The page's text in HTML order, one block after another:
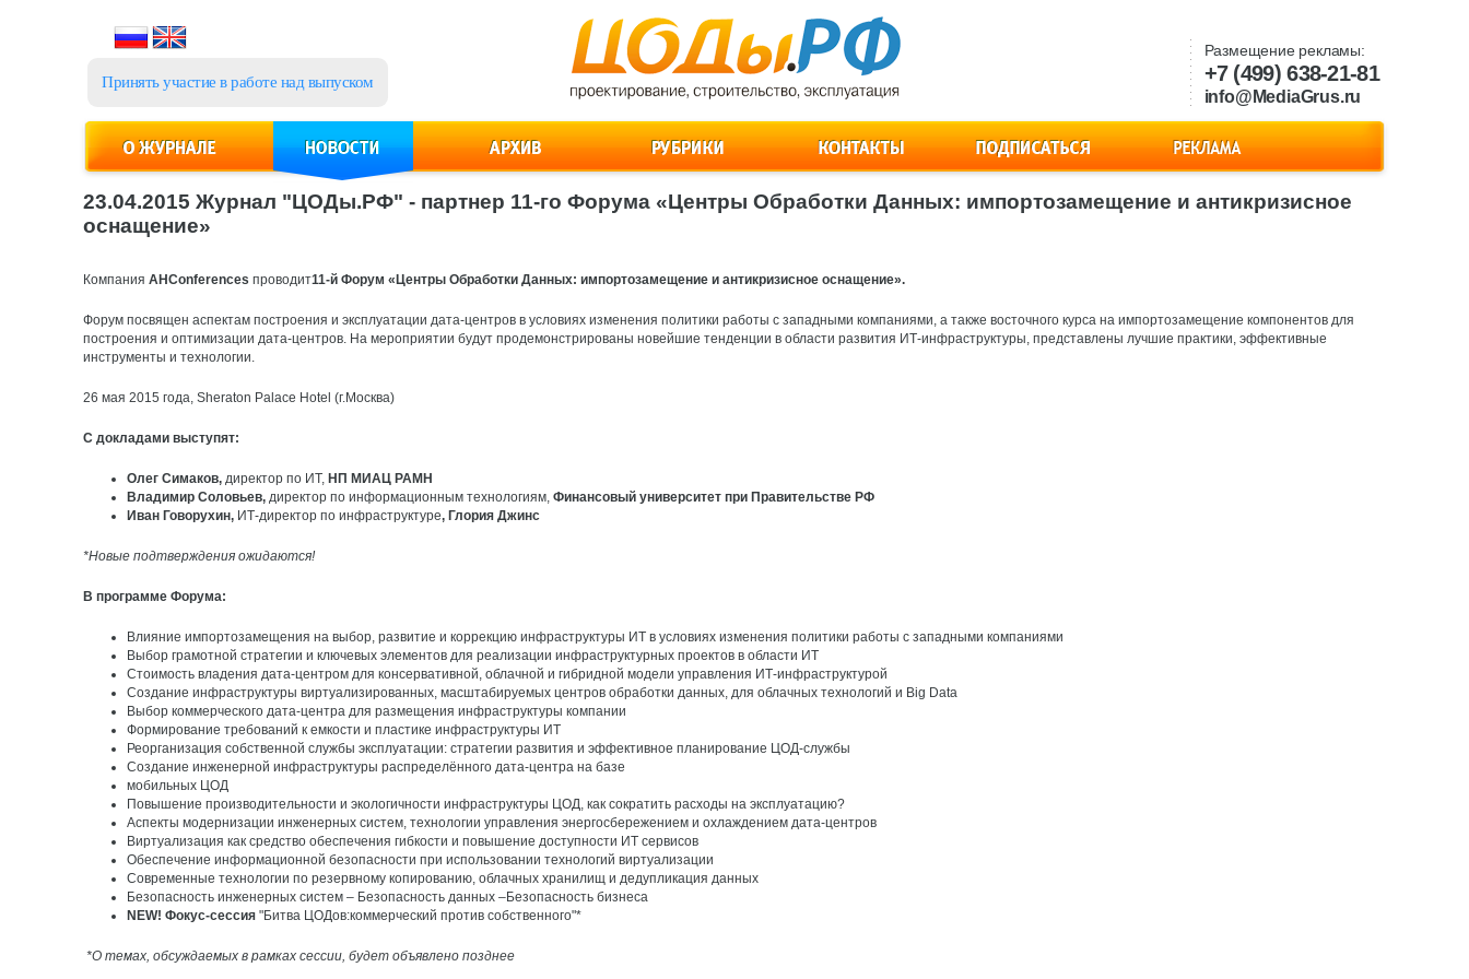
Принять участие в работе над выпуском
Размещение рекламы:
+7 (499) 638-21-81
info@MediaGrus.ru
23.04.2015 Журнал "ЦОДы.РФ" - партнер 11-го Форума «Центры Обработки Данных: импортозамещение и антикризисное
оснащение»
Компания AHConferences проводит11-й Форум «Центры Обработки Данных: импортозамещение и антикризисное оснащение».
Форум посвящен аспектам построения и эксплуатации дата-центров в условиях изменения политики работы с западными компаниями, а также восточного курса на импортозамещение компонентов для
построения и оптимизации дата-центров. На мероприятии будут продемонстрированы новейшие тенденции в области развития ИТ-инфраструктуры, представлены лучшие практики, эффективные
инструменты и технологии.
26 мая 2015 года, Sheraton Palace Hotel (г.Москва)
С докладами выступят:
Олег Симаков, директор по ИТ, НП МИАЦ РАМН
Владимир Соловьев, директор по информационным технологиям, Финансовый университет при Правительстве РФ
Иван Говорухин, ИТ-директор по инфраструктуре, Глория Джинс
*Новые подтверждения ожидаются!
В программе Форума:
Влияние импортозамещения на выбор, развитие и коррекцию инфраструктуры ИТ в условиях изменения политики работы с западными компаниями
Выбор грамотной стратегии и ключевых элементов для реализации инфраструктурных проектов в области ИТ
Стоимость владения дата-центром для консервативной, облачной и гибридной модели управления ИТ-инфраструктурой
Создание инфраструктуры виртуализированных, масштабируемых центров обработки данных, для облачных технологий и Big Data
Выбор коммерческого дата-центра для размещения инфраструктуры компании
Формирование требований к емкости и пластике инфраструктуры ИТ
Реорганизация собственной службы эксплуатации: стратегии развития и эффективное планирование ЦОД-службы
Создание инженерной инфраструктуры распределённого дата-центра на базе
мобильных ЦОД
Повышение производительности и экологичности инфраструктуры ЦОД, как сократить расходы на эксплуатацию?
Аспекты модернизации инженерных систем, технологии управления энергосбережением и охлаждением дата-центров
Виртуализация как средство обеспечения гибкости и повышение доступности ИТ сервисов
Обеспечение информационной безопасности при использовании технологий виртуализации
Современные технологии по резервному копированию, облачных хранилищ и дедупликация данных
Безопасность инженерных систем – Безопасность данных –Безопасность бизнеса
NEW! Фокус-сессия "Битва ЦОДов:коммерческий против собственного"*
*О темах, обсуждаемых в рамках сессии, будет объявлено позднее